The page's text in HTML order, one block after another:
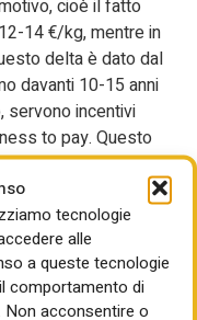
tecnologie
alle
a queste tecnologie
comportamento di
acconsentire o
cioè il fatto
14 €/kg, mentre in
delta è dato dal
davanti 10-15 anni
servono incentivi
to pay. Questo
a farne
mercato”. Per
di Edison)
un cambio di
progetti più
fattori “che oggi